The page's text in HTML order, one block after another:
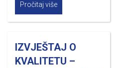
Pročitaj više
IZVJEŠTAJ O
KVALITETU –